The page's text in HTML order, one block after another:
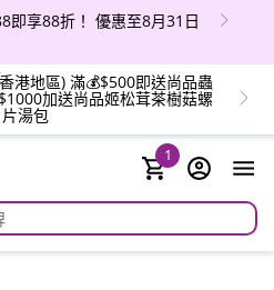
即享88折！ 優惠至8月31日
港地區) 滿💰$500即送尚品蟲
加送尚品姬松茸茶樹菇螺
片湯包
1